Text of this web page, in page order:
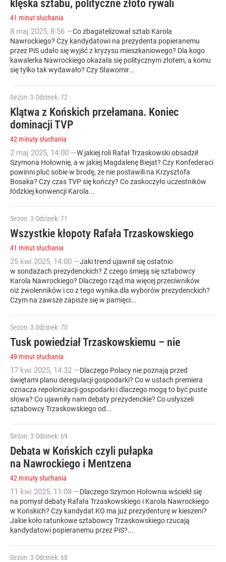
klęska sztabu, polityczne złoto rywali
41 minut słuchania
8 maj 2025, 8:56 —Co zbagatelizował sztab Karola
Nawrockiego? Czy kandydatowi na prezydenta popieranemu
przez PiS udało się wyjść z kryzysu mieszkaniowego? Dla kogo
kawalerka Nawrockiego okazała się politycznym złotem, a komu
się tylko tak wydawało? Czy Sławomir...
Sezon: 3 Odcinek: 72
Klątwa z Końskich przełamana. Koniec
dominacji TVP
42 minuty słuchania
2 maj 2025, 14:00 —W jakiej roli Rafał Trzaskowski obsadził
Szymona Hołownię, a w jakiej Magdalenę Biejat? Czy Konfederaci
powinni pluć sobie w brodę, że nie postawili na Krzysztofa
Bosaka? Czy czas TVP się kończy? Co zaskoczyło uczestników
łódzkiej konwencji Karola...
Sezon: 3 Odcinek: 71
Wszystkie kłopoty Rafała Trzaskowskiego
41 minut słuchania
25 kwi 2025, 14:00 —Jaki trend ujawnił się ostatnio
w sondażach prezydenckich? Z czego śmieją się sztabowcy
Karola Nawrockiego? Dlaczego rząd ma więcej przeciwników
niż zwolenników i co z tego wynika dla wyborów prezydenckich?
Czym na zawsze zapisze się w pamięci...
Sezon: 3 Odcinek: 70
Tusk powiedział Trzaskowskiemu – nie
49 minut słuchania
17 kwi 2025, 14:32 —Dlaczego Polacy nie poznają przed
świętami planu deregulacji gospodarki? Co w ustach premiera
oznacza repolonizacji gospodarki i dlaczego mogą to być puste
słowa? Co ujawniły nam debaty prezydenckie? Co usłyszeli
sztabowcy Trzaskowskiego od...
Sezon: 3 Odcinek: 69
Debata w Końskich czyli pułapka
na Nawrockiego i Mentzena
42 minuty słuchania
11 kwi 2025, 11:08 —Dlaczego Szymon Hołownia wściekł się
na pomysł debaty Rafała Trzaskowskiego i Karola Nawrockiego
w Końskich? Czy kandydat KO ma już prezydenturę w kieszeni?
Jakie koło ratunkowe sztabowcy Trzaskowskiego rzucają
kandydatowi popieranemu przez PiS?...
Sezon: 3 Odcinek: 68